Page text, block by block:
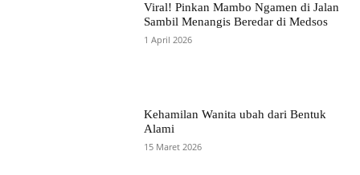
Viral! Pinkan Mambo Ngamen di Jalan
Sambil Menangis Beredar di Medsos
1 April 2026
Kehamilan Wanita ubah dari Bentuk
Alami
15 Maret 2026